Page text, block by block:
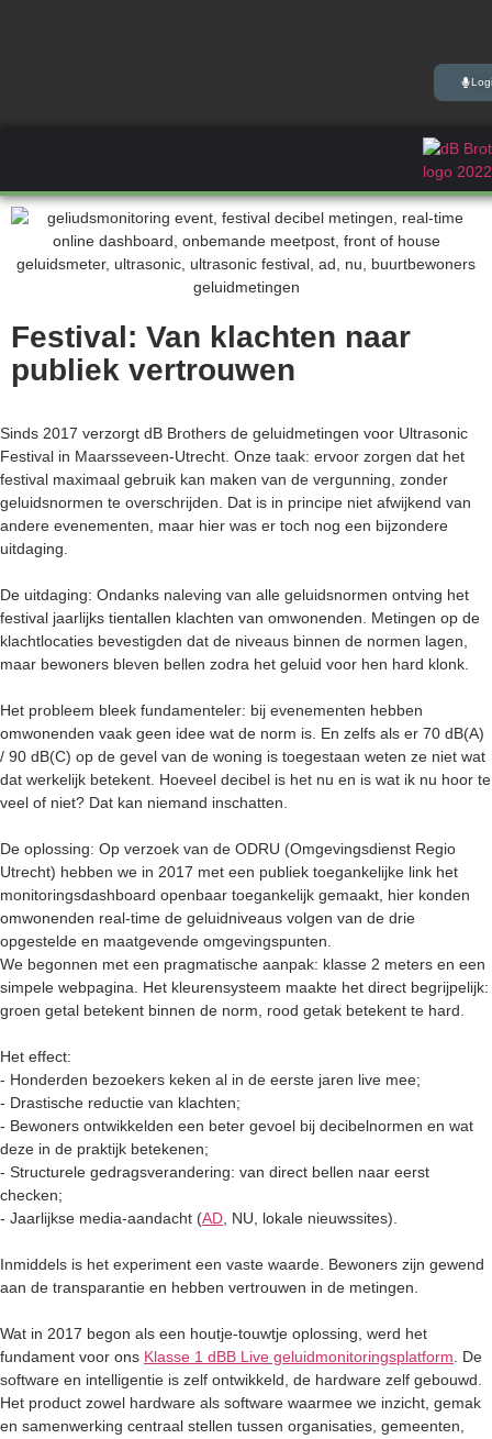
Festival: Van klachten naar
publiek vertrouwen
Sinds 2017 verzorgt dB Brothers de geluidmetingen voor Ultrasonic
Festival in Maarsseveen-Utrecht. Onze taak: ervoor zorgen dat het
festival maximaal gebruik kan maken van de vergunning, zonder
geluidsnormen te overschrijden. Dat is in principe niet afwijkend van
andere evenementen, maar hier was er toch nog een bijzondere
uitdaging.
De uitdaging: Ondanks naleving van alle geluidsnormen ontving het
festival jaarlijks tientallen klachten van omwonenden. Metingen op de
klachtlocaties bevestigden dat de niveaus binnen de normen lagen,
maar bewoners bleven bellen zodra het geluid voor hen hard klonk.
Het probleem bleek fundamenteler: bij evenementen hebben
omwonenden vaak geen idee wat de norm is. En zelfs als er 70 dB(A)
/ 90 dB(C) op de gevel van de woning is toegestaan weten ze niet wat
dat werkelijk betekent. Hoeveel decibel is het nu en is wat ik nu hoor te
veel of niet? Dat kan niemand inschatten.
De oplossing: Op verzoek van de ODRU (Omgevingsdienst Regio
Utrecht) hebben we in 2017 met een publiek toegankelijke link het
monitoringsdashboard openbaar toegankelijk gemaakt, hier konden
omwonenden real-time de geluidniveaus volgen van de drie
opgestelde en maatgevende omgevingspunten.
We begonnen met een pragmatische aanpak: klasse 2 meters en een
simpele webpagina. Het kleurensysteem maakte het direct begrijpelijk:
groen getal betekent binnen de norm, rood getak betekent te hard.
Het effect:
- Honderden bezoekers keken al in de eerste jaren live mee;
- Drastische reductie van klachten;
- Bewoners ontwikkelden een beter gevoel bij decibelnormen en wat
deze in de praktijk betekenen;
- Structurele gedragsverandering: van direct bellen naar eerst
checken;
- Jaarlijkse media-aandacht (AD , NU, lokale nieuwssites).
Inmiddels is het experiment een vaste waarde. Bewoners zijn gewend
aan de transparantie en hebben vertrouwen in de metingen.
Wat in 2017 begon als een houtje-touwtje oplossing, werd het
fundament voor ons Klasse 1 dBB Live geluidmonitoringsplatform . De
software en intelligentie is zelf ontwikkeld, de hardware zelf gebouwd.
Het product zowel hardware als software waarmee we inzicht, gemak
en samenwerking centraal stellen tussen organisaties, gemeenten,